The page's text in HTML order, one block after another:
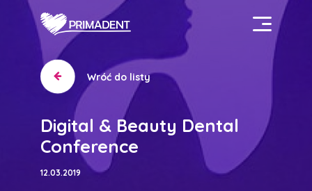
Digital & Beauty Dental
Conference
Wróć do listy
12.03.2019